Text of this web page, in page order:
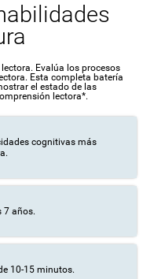
Evalúa los procesos
Esta completa batería
el estado de las
lectora*.
cognitivas más
7 años.
10-15 minutos.